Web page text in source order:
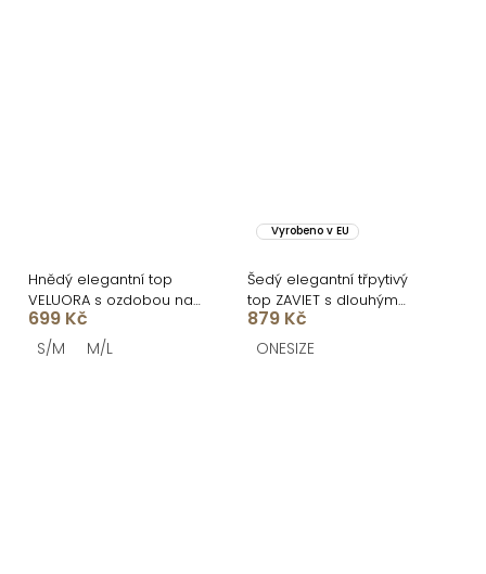
Hnědý elegantní top
VELUORA s ozdobou na
krk
699 Kč
S/M M/L
Vyrobeno v EU
Šedý elegantní třpytivý
top ZAVIET s dlouhým
rukávem
879 Kč
ONESIZE